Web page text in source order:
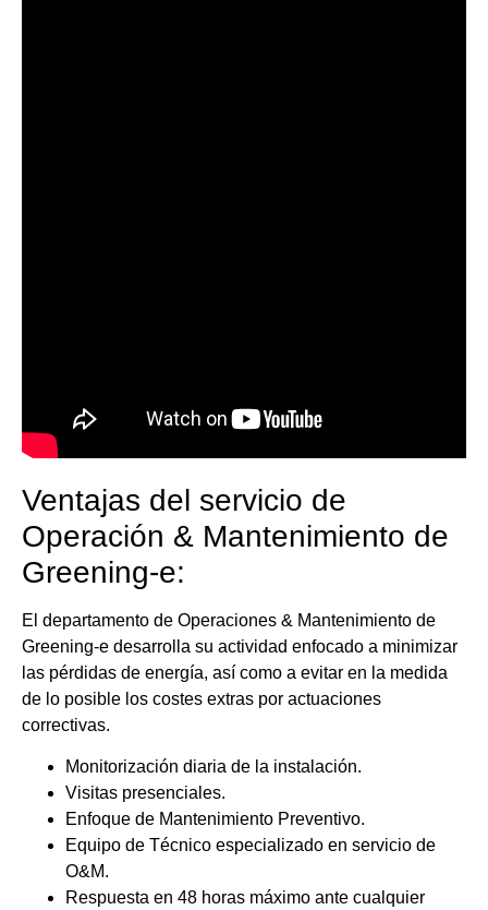
Ventajas del servicio de
Operación & Mantenimiento de
Greening-e:
El departamento de Operaciones & Mantenimiento de
Greening-e desarrolla su actividad enfocado a minimizar
las pérdidas de energía, así como a evitar en la medida
de lo posible los costes extras por actuaciones
correctivas.
Monitorización diaria de la instalación.
Visitas presenciales.
Enfoque de Mantenimiento Preventivo.
Equipo de Técnico especializado en servicio de
O&M.
Respuesta en 48 horas máximo ante cualquier